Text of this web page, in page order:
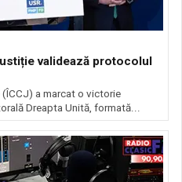
validează protocolul
a marcat o victorie
Dreapta Unită, formată...